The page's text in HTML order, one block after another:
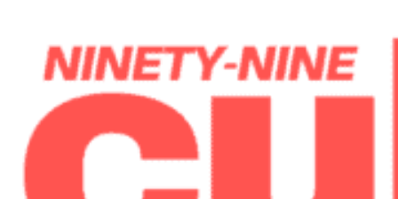
contenido